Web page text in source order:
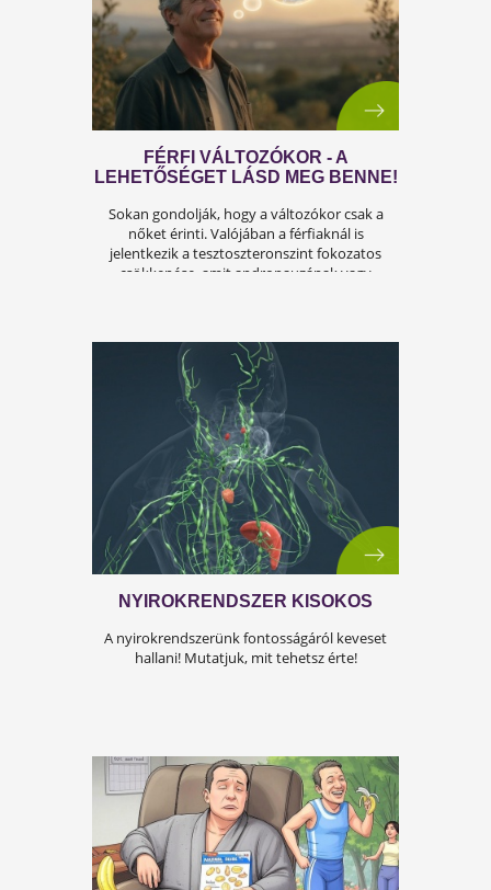
ÍGY KERÜLD EL AZ
ISKOLAKEZDÉSI ŐRÜLETET!
Az iskolakezdés sok családban nem
örömteli új kezdet, hanem egy stresszes
átállás. Ugyanakkor lehet jól csinálni!
Olvass tovább a tippekért!